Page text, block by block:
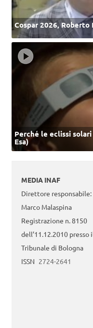
Cospar 2026, Roberto
Perché le eclissi
Esa)
MEDIA INAF
Direttore responsabile:
Marco Malaspina
Registrazione n. 8150
dell’11.12.2010 presso
Tribunale di Bologna
ISSN 2724-2641